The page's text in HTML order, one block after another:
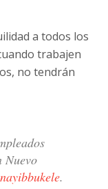
a todos los
trabajen
no tendrán
Nuevo
.